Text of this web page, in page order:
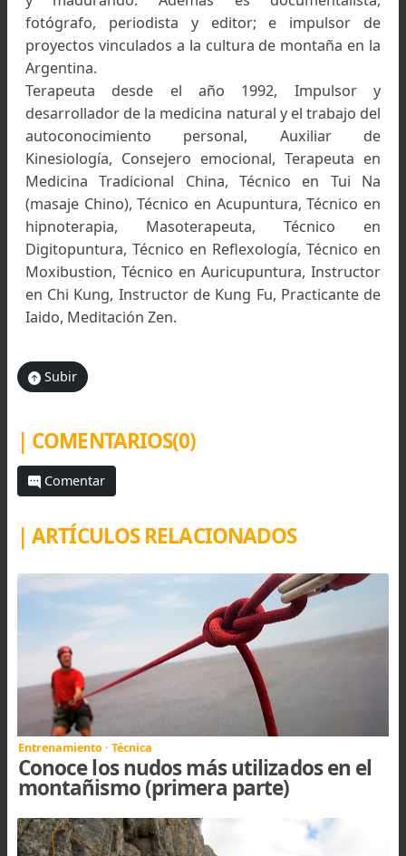
Cargando al rescatado. Práctica de armado de camilla
la Escuela de Entrenamientos de Montaña del CCAM,
Palermo
Práctica de armado de camilla en la Escuela de
Entrenamientos de Montaña del CCAM, Palermo